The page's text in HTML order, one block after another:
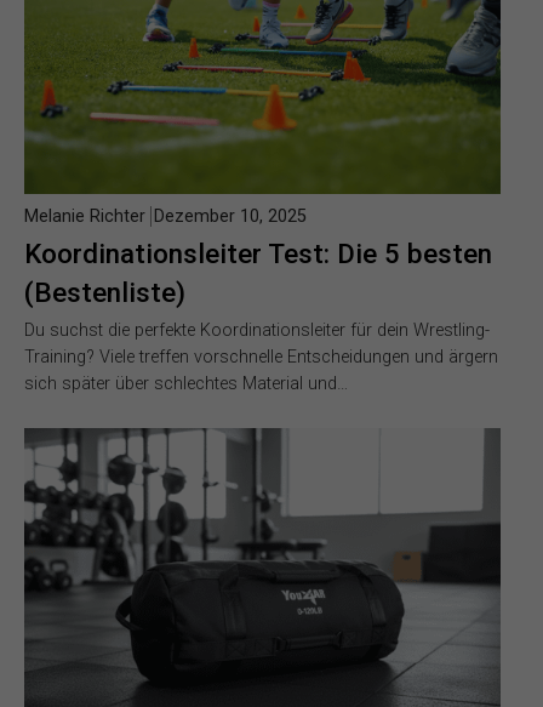
Koordinationsleiter Test: Die 5 besten
(Bestenliste)
Melanie Richter Dezember 10, 2025
Du suchst die perfekte Koordinationsleiter für dein Wrestling-
Training? Viele treffen vorschnelle Entscheidungen und ärgern
sich später über schlechtes Material und…